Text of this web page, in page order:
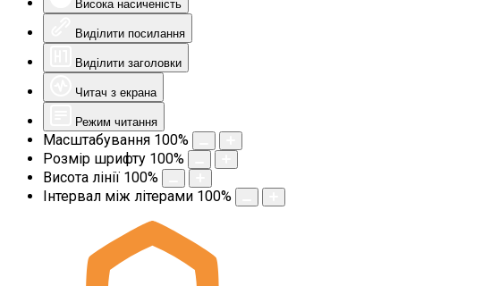
Висока насиченість
Виділити посилання
Виділити заголовки
Читач з екрана
Режим читання
Масштабування 100%
Розмір шрифту 100%
Висота лінії 100%
Інтервал між літерами 100%